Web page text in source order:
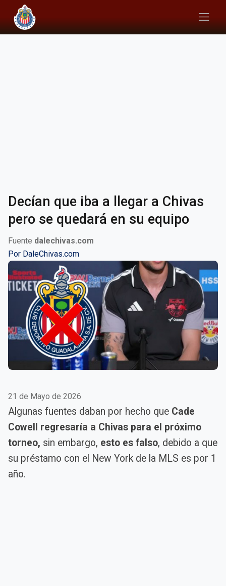
Decían que iba a llegar a Chivas
pero se quedará en su equipo
Fuente dalechivas.com
Por DaleChivas.com
21 de Mayo de 2026
Algunas fuentes daban por hecho que Cade
Cowell regresaría a Chivas para el próximo
torneo, sin embargo, esto es falso, debido a que
su préstamo con el New York de la MLS es por 1
año.